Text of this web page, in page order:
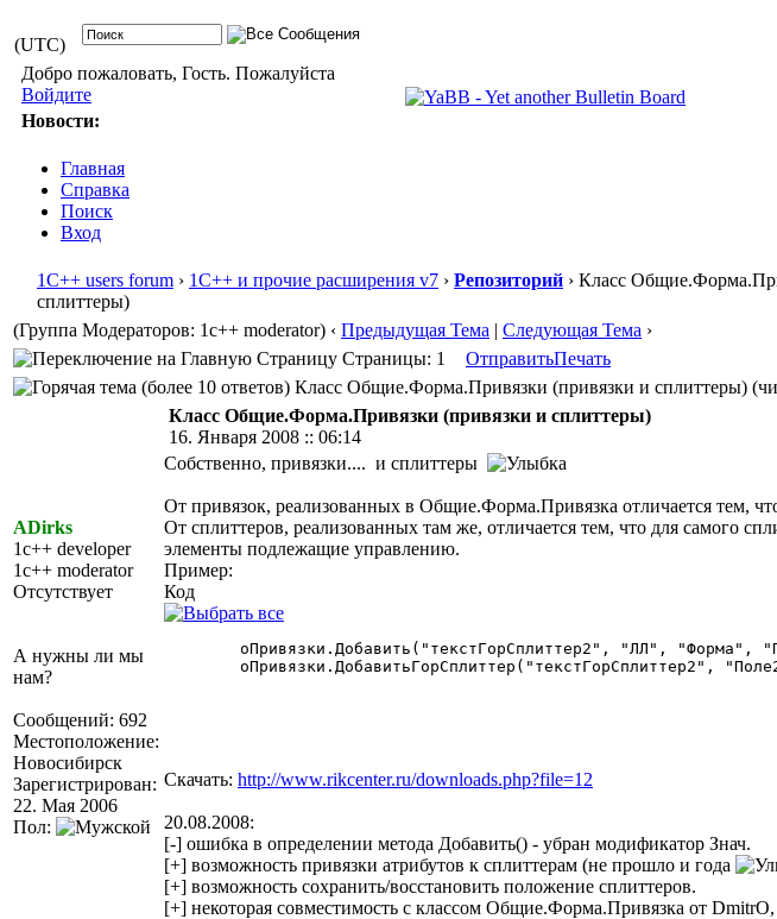
(UTC)
Добро пожаловать, Гость. Пожалуйста
Войдите
Новости:
Главная
Справка
Поиск
Вход
1С++ users forum › 1С++ и прочие расширения v7 › Репозиторий › Класс
сплиттеры)
(Группа Модераторов: 1c++ moderator) ‹ Предыдущая Тема | Следующая Тема ›
Страницы: 1
ОтправитьПечать
Класс Общие.Форма.Привязки (привязки и сплиттеры)
ADirks
1c++ developer
1c++ moderator
Отсутствует
А нужны ли мы
нам?
Сообщений: 692
Местоположение:
Новосибирск
Зарегистрирован:
22. Мая 2006
Пол:
Класс Общие.Форма.Привязки (привязки и сплиттеры)
16. Января 2008 :: 06:14
Собственно, привязки.... и сплиттеры
От привязок, реализованных в Общие.Форма.Привязка отличается тем,
От сплиттеров, реализованных там же, отличается тем, что для самого
элементы подлежащие управлению.
Пример:
Код
Скачать: http://www.rikcenter.ru/downloads.php?file=12
20.08.2008:
[-] ошибка в определении метода Добавить() - убран модификатор Знач.
[+] возможность привязки атрибутов к сплиттерам (не прошло и года
[+] возможность сохранить/восстановить положение сплиттеров.
[+] некоторая совместимость с классом Общие.Форма.Привязка от